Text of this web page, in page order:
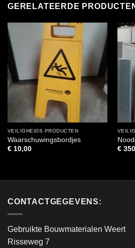
GERELATEERDE
VEILIGHEIDS PRODUCTEN
Waarschuwingsbordjes
€10,00
€
CONTACTGEGEVENS:
Gebruikte Bouwmaterialen Weert
Risseweg 7